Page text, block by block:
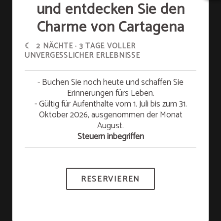
Fahrt)
Buchungen, die über die offizielle Website
vorgenommen werden, erhalten als Vorteil
INKLUSIVER TRANSFER(entweder An- oder
Abreise).
Bitte kontaktieren Sie das Hotel im Voraus
direkt, um den Service zu arrangieren.
Nur für Reservierungen mit einem
Mindestaufenthalt von 2 Nächten.
WEITERE INFORMATIONEN
Aktion
BUCHEN SIE AUF UNSERER WEBSITE UND
ERHALTEN SIE EINEN EXKLUSIVEN RABATT
Ihr längerer Aufenthalt bietet Ihnenbesondere
Vorteile .
Gültig für Aufenthalte zwischen April und
September2026. Buchen Sie mindestens 3
Nächte und entdecken Sie einen Sonderpreis.
MEHR INFORMATIONEN
und entdecken Sie den
Charme von Cartagena
☾ 2 NÄCHTE · 3 TAGE VOLLER
UNVERGESSLICHER ERLEBNISSE
- Buchen Sie noch heute und schaffen Sie
Erinnerungen fürs Leben.
- Gültig für Aufenthalte vom 1. Juli bis zum 31.
Oktober 2026, ausgenommen der Monat
August.
Steuern inbegriffen
RESERVIEREN